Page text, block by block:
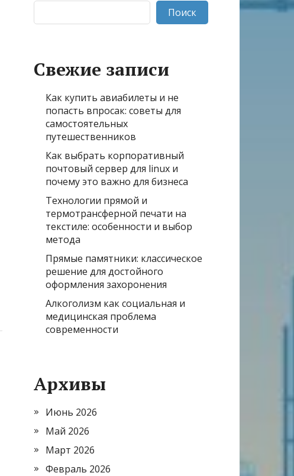
Поиск
Свежие записи
Как купить авиабилеты и не
попасть впросак: советы для
самостоятельных
путешественников
Как выбрать корпоративный
почтовый сервер для linux и
почему это важно для бизнеса
Технологии прямой и
термотрансферной печати на
текстиле: особенности и выбор
метода
Прямые памятники: классическое
решение для достойного
оформления захоронения
Алкоголизм как социальная и
медицинская проблема
современности
Архивы
Июнь 2026
Май 2026
Март 2026
Февраль 2026